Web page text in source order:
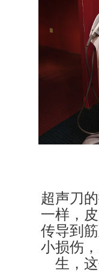
超声刀
一样，
传导到
小损伤
生，